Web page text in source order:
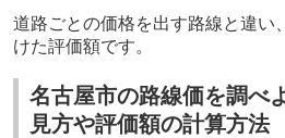
道路ごとの価格を出す路線と違い
けた評価額です。
名古屋市の路線価を調べ
見方や評価額の計算方法